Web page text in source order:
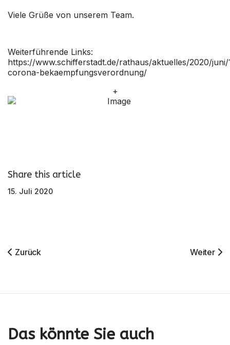
Viele Grüße von unserem Team.
Weiterführende Links:
https://www.schifferstadt.de/rathaus/aktuelles/2020/juni/
corona-bekaempfungsverordnung/
+
Share this article
15. Juli 2020
Vorheriger Beitrag: Spielplatz Neugestaltung
Zurück Nächster
Weiter
Das könnte Sie auch